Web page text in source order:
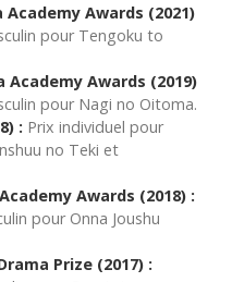
Awards (2021)
pour Tengoku to
Academy Awards (2019)
pour Nagi no Oitoma.
: Prix ​​individuel pour
no Teki et
Awards (2018) :
pour Onna Joushu
Prize (2017) :